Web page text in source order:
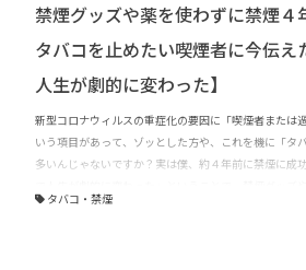
禁煙グッズや薬を使わずに禁煙４
タバコを止めたい喫煙者に今伝え
人生が劇的に変わった】
新型コロナウィルスの重症化の要因に「喫煙者または
いう項目があって、ゾッとした方や、これを機に「タ
多いんじゃないですか？実は僕、約４年前に禁煙に成
えた僕が、タバコを止めたい喫煙者に今伝えたいこと
タバコ ・ 禁煙